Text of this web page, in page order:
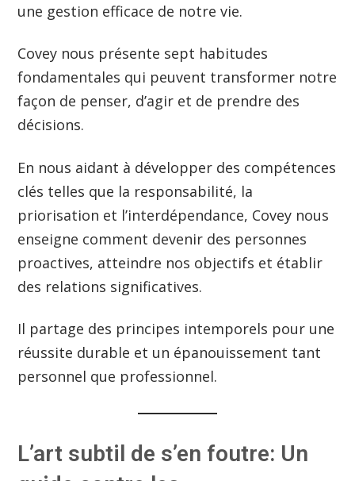
une gestion efficace de notre vie.
Covey nous présente sept habitudes
fondamentales qui peuvent transformer notre
façon de penser, d’agir et de prendre des
décisions.
En nous aidant à développer des compétences
clés telles que la responsabilité, la
priorisation et l’interdépendance, Covey nous
enseigne comment devenir des personnes
proactives, atteindre nos objectifs et établir
des relations significatives.
Il partage des principes intemporels pour une
réussite durable et un épanouissement tant
personnel que professionnel.
L’art subtil de s’en foutre: Un